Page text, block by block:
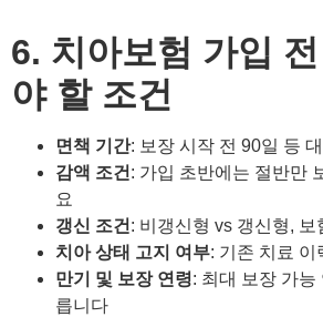
6. 치아보험 가입
야 할 조건
면책 기간: 보장 시작 전 90일 등
감액 조건: 가입 초반에는 절반만
요
갱신 조건: 비갱신형 vs 갱신형, 보
치아 상태 고지 여부: 기존 치료 이
만기 및 보장 연령: 최대 보장 가
릅니다